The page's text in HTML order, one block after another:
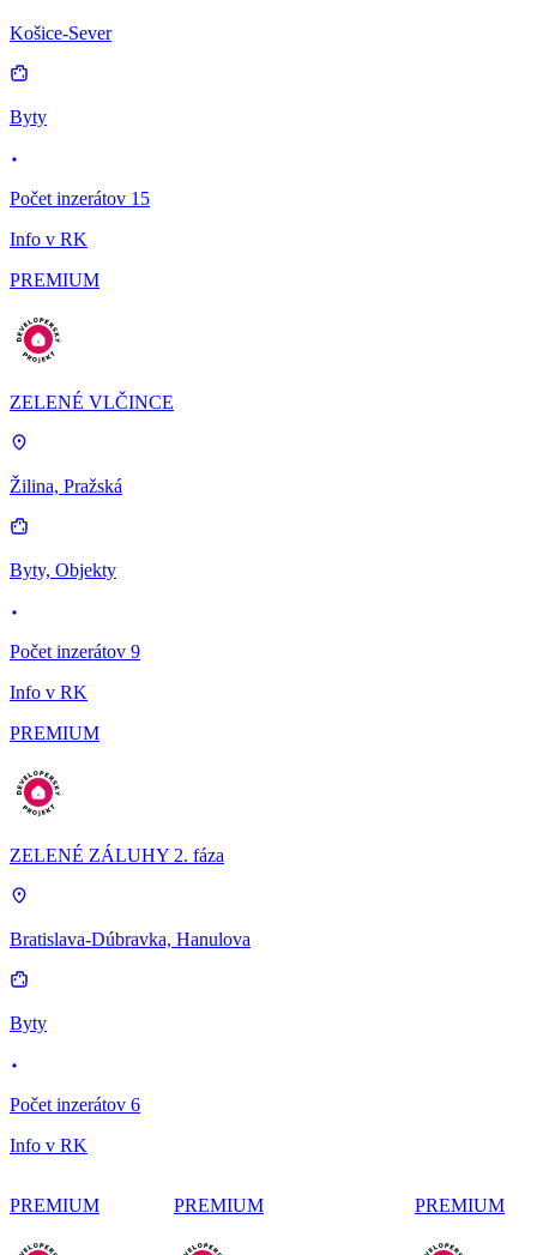
Košice-Sever
Byty
Počet inzerátov 15
Info v RK
PREMIUM
ZELENÉ VLČINCE
Žilina, Pražská
Byty, Objekty
Počet inzerátov 9
Info v RK
PREMIUM
ZELENÉ ZÁLUHY 2. fáza
Bratislava-Dúbravka, Hanulova
Byty
Počet inzerátov 6
Info v RK
PREMIUM PREMIUM PREMIUM